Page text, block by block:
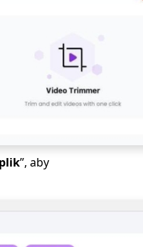
”, aby